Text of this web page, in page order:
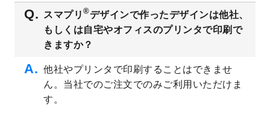
いたしました。
2023/6/12
うちわのデザインテンプレート
を公開いた
しました。
を公開いたしました。
2023/5/9
書類カバー（見積書表紙）のデザインテン
スマプリ ®デザインで作ったデザインは他社、
もしくは自宅やオフィスのプリンタで印刷で
きますか？
他社やプリンタで印刷することはできませ
ん。当社でのご注文でのみご利用いただけま
す。